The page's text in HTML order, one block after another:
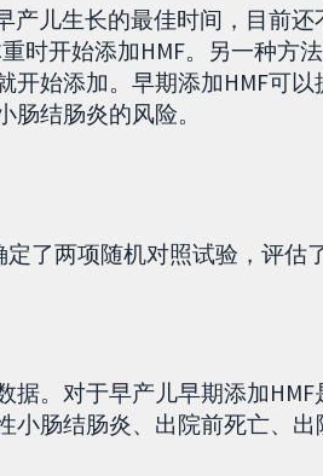
产儿生长的最佳时间，目前
时开始添加HMF。另一种方
开始添加。早期添加HMF可
结肠炎的风险。
了两项随机对照试验，评估
据。对于早产儿早期添加
小肠结肠炎、出院前死亡、